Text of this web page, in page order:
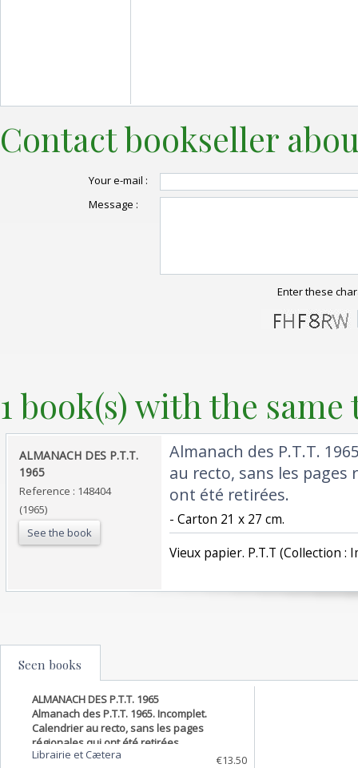
Contact bookseller
Your e-mail :
Message :
Enter these
1 book(s) with the
‎ALMANACH DES P.T.T.
1965 ‎
Reference : 148404
(1965)
See the book
‎Almanach des P.T.T.
au recto, sans les pages
ont été retirées.‎
‎- Carton 21 x 27 cm.‎
‎Vieux papier. P.T.T (Collection
Seen books
ALMANACH DES P.T.T. 1965
Almanach des P.T.T. 1965. Incomplet.
Calendrier au recto, sans les pages
régionales qui ont été retirées.
Librairie et Cætera
€13.50